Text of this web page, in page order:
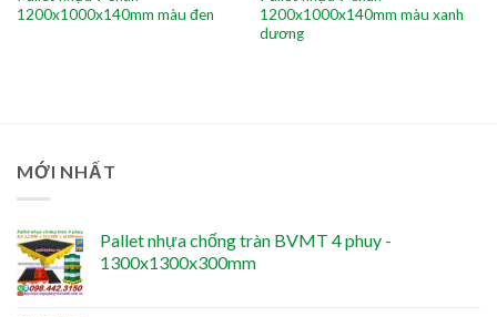
1200x1000x140mm màu đen
1200x1000x140mm màu xanh
dương
MỚI NHẤT
Pallet nhựa chống tràn BVMT 4 phuy -
1300x1300x300mm